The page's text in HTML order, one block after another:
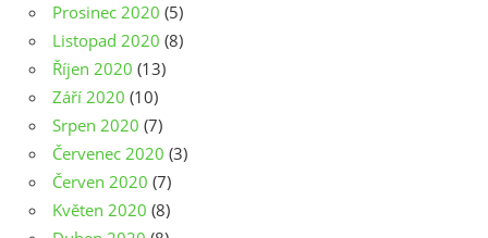
Prosinec 2020 (5)
Listopad 2020 (8)
Říjen 2020 (13)
Září 2020 (10)
Srpen 2020 (7)
Červenec 2020 (3)
Červen 2020 (7)
Květen 2020 (8)